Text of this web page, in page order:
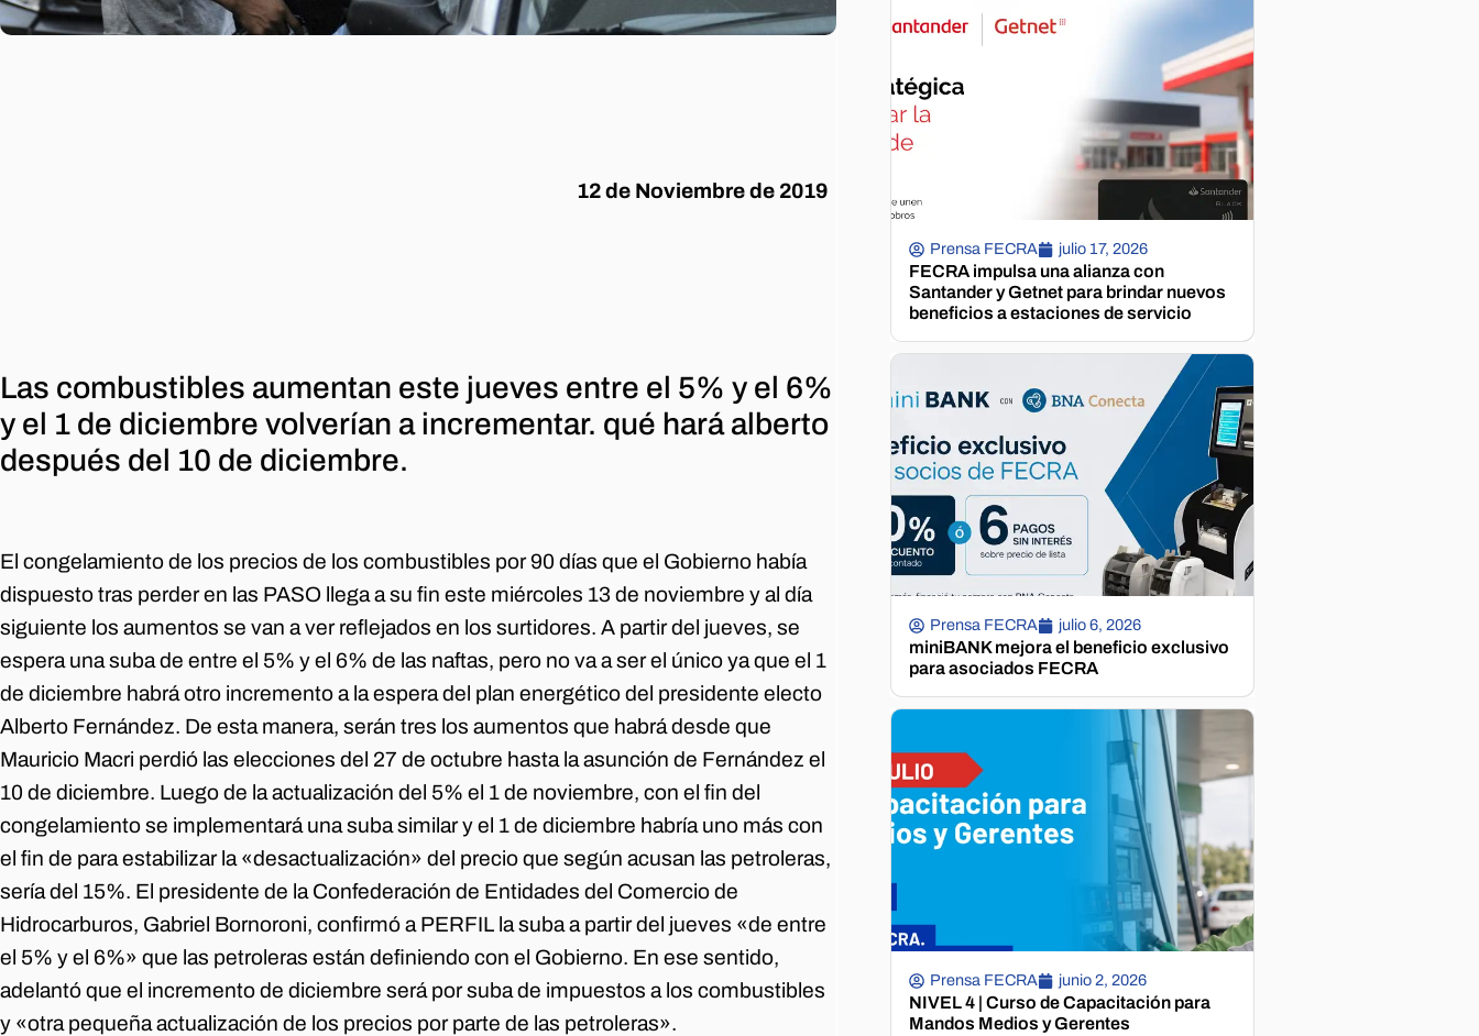
12 de Noviembre de 2019
Las combustibles aumentan este jueves entre el 5% y el 6%
y el 1 de diciembre volverían a incrementar. qué hará alberto
después del 10 de diciembre.
El congelamiento de los precios de los combustibles por 90 días que el Gobierno había
dispuesto tras perder en las PASO llega a su fin este miércoles 13 de noviembre y al día
siguiente los aumentos se van a ver reflejados en los surtidores. A partir del jueves, se
espera una suba de entre el 5% y el 6% de las naftas, pero no va a ser el único ya que el 1
de diciembre habrá otro incremento a la espera del plan energético del presidente electo
Alberto Fernández. De esta manera, serán tres los aumentos que habrá desde que
Mauricio Macri perdió las elecciones del 27 de octubre hasta la asunción de Fernández el
10 de diciembre. Luego de la actualización del 5% el 1 de noviembre, con el fin del
congelamiento se implementará una suba similar y el 1 de diciembre habría uno más con
el fin de para estabilizar la «desactualización» del precio que según acusan las petroleras,
sería del 15%. El presidente de la Confederación de Entidades del Comercio de
Hidrocarburos, Gabriel Bornoroni, confirmó a PERFIL la suba a partir del jueves «de entre
el 5% y el 6%» que las petroleras están definiendo con el Gobierno. En ese sentido,
adelantó que el incremento de diciembre será por suba de impuestos a los combustibles
y «otra pequeña actualización de los precios por parte de las petroleras».
Prensa FECRA julio 17, 2026
FECRA impulsa una alianza con
Santander y Getnet para brindar nuevos
beneficios a estaciones de servicio
Prensa FECRA julio 6, 2026
miniBANK mejora el beneficio exclusivo
para asociados FECRA
Prensa FECRA junio 2, 2026
NIVEL 4 | Curso de Capacitación para
Mandos Medios y Gerentes